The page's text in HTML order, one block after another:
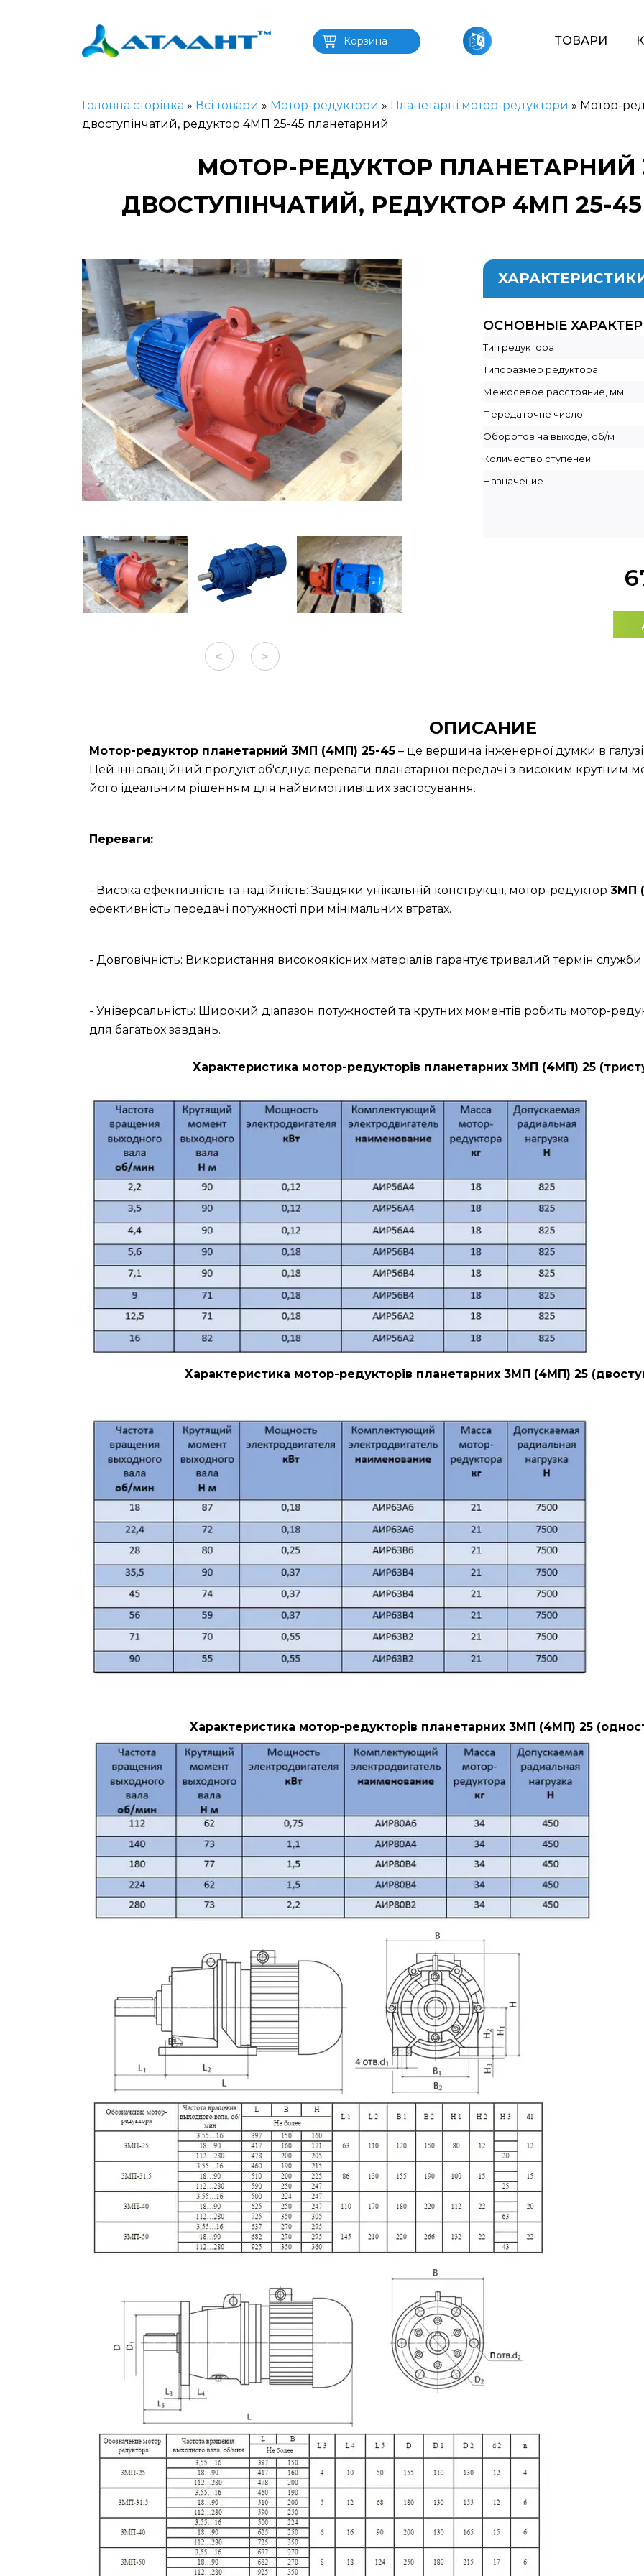
Корзина ТОВАРИ
Головна сторінка » Всі товари » Мотор-редуктори » Планетарні мотор-редуктори » Мотор-
двоступінчатий, редуктор 4МП 25-45 планетарний
МОТОР-РЕДУКТОР ПЛАНЕТАРНИЙ
ДВОСТУПІНЧАТИЙ, РЕДУКТОР 4МП 25-
< >
ОСНОВНЫЕ
Тип редуктора
Типоразмер редуктора
Межосевое расстояние, мм
Передаточне число
Оборотов на выходе, об/м
Количество ступеней
Назначение
ОПИСАНИЕ
Мотор-редуктор планетарний 3МП (4МП) 25-45– це вершина інженерної думки в
Цей інноваційний продукт об'єднує переваги планетарної передачі з високим крутним
його ідеальним рішенням для найвимогливіших застосування.
Переваги:
- Висока ефективність та надійність: Завдяки унікальній конструкції, мотор-редуктор 3МП
ефективність передачі потужності при мінімальних втратах.
- Довговічність: Використання високоякісних матеріалів гарантує тривалий термін
- Універсальність: Широкий діапазон потужностей та крутних моментів робить мотор-
для багатьох завдань.
Характеристика мотор-редукторів планетарних 3МП (4МП) 25
Характеристика мотор-редукторів планетарних 3МП (4МП) 25
Характеристика мотор-редукторів планетарних 3МП (4МП) 25